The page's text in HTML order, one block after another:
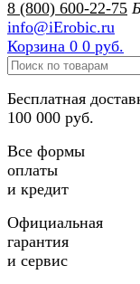
8 (800) 600-22-75
info@iErobic.ru
Корзина 0 0 руб.
Бесплатная
100 000 руб.
Все формы
оплаты
и кредит
Официальная
гарантия
и сервис